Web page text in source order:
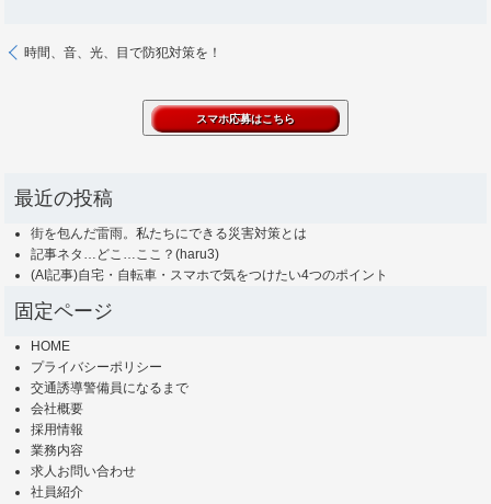
時間、音、光、目で防犯対策を！
最近の投稿
街を包んだ雷雨。私たちにできる災害対策とは
記事ネタ…どこ…ここ？(haru3)
(AI記事)自宅・自転車・スマホで気をつけたい4つのポイント
固定ページ
HOME
プライバシーポリシー
交通誘導警備員になるまで
会社概要
採用情報
業務内容
求人お問い合わせ
社員紹介